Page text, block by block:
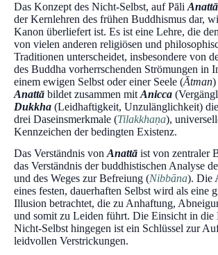
Das Konzept des Nicht-Selbst, auf Pāli Anattā
der Kernlehren des frühen Buddhismus dar,
Kanon überliefert ist. Es ist eine Lehre, die
von vielen anderen religiösen und
Traditionen unterscheidet, insbesondere von
des Buddha vorherrschenden Strömungen in
einem ewigen Selbst oder einer Seele (Ātman)
Anattā bildet zusammen mit Anicca
Dukkha (Leidhaftigkeit, Unzulänglichkeit) die
drei Daseinsmerkmale (Tilakkhaṇa),
Kennzeichen der bedingten Existenz.
Das Verständnis von Anattā ist von zentraler
das Verständnis der buddhistischen Analyse
und des Weges zur Befreiung (Nibbāna). Die
eines festen, dauerhaften Selbst wird als eine
Illusion betrachtet, die zu Anhaftung,
und somit zu Leiden führt. Die Einsicht in die
Nicht-Selbst hingegen ist ein Schlüssel zur
leidvollen Verstrickungen.